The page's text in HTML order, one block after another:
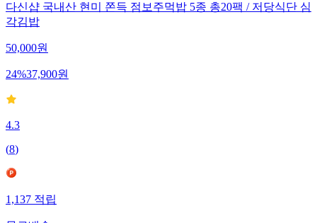
다신샵 국내산 현미 쫀득 점보주먹밥 5종 총20팩 / 저당식단 심
각김밥
50,000원
24%37,900원
4.3
(8)
1,137적립